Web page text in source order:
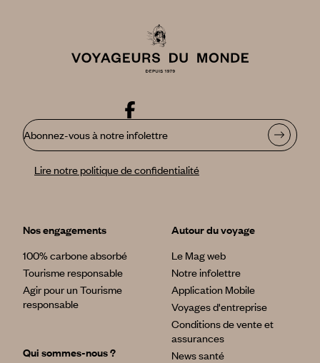
Abonnez-vous à notre infolettre
Lire notre politique de confidentialité
Nos engagements
100% carbone absorbé
Tourisme responsable
Agir pour un Tourisme
responsable
Qui sommes-nous ?
Autour du voyage
Le Mag web
Notre infolettre
Application Mobile
Voyages d'entreprise
Conditions de vente et
assurances
News santé